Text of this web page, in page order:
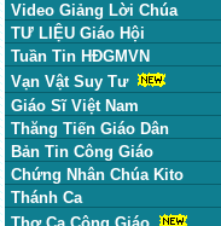
Video Giảng Lời Chúa
TƯ LIỆU Giáo Hội
Tuần Tin HĐGMVN
Vạn Vật Suy Tư
Giáo Sĩ Việt Nam
Thăng Tiến Giáo Dân
Bản Tin Công Giáo
Chứng Nhân Chúa Kito
Thánh Ca